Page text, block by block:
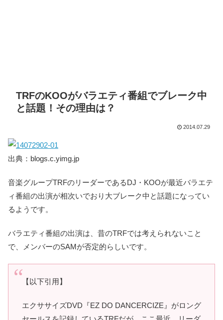
TRFのKOOがバラエティ番組でブレーク中
と話題！その理由は？
2014.07.29
出典：blogs.c.yimg.jp
音楽グループTRFのリーダーであるDJ・KOOが最近バラエテ
ィ番組の出演が相次いでおり大ブレーク中と話題になってい
るようです。
バラエティ番組の出演は、昔のTRFでは考えられないこと
で、メンバーのSAMが否定的らしいです。
【以下引用】
エクササイズDVD『EZ DO DANCERCIZE』がロング